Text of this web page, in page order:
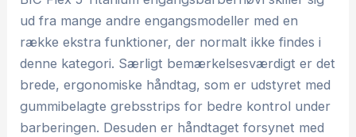
ud fra mange andre engangsmodeller med en
række ekstra funktioner, der normalt ikke findes i
denne kategori. Særligt bemærkelsesværdigt er det
brede, ergonomiske håndtag, som er udstyret med
gummibelagte grebsstrips for bedre kontrol under
barberingen. Desuden er håndtaget forsynet med